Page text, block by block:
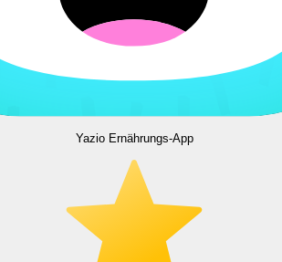
Yazio Ernährungs-App